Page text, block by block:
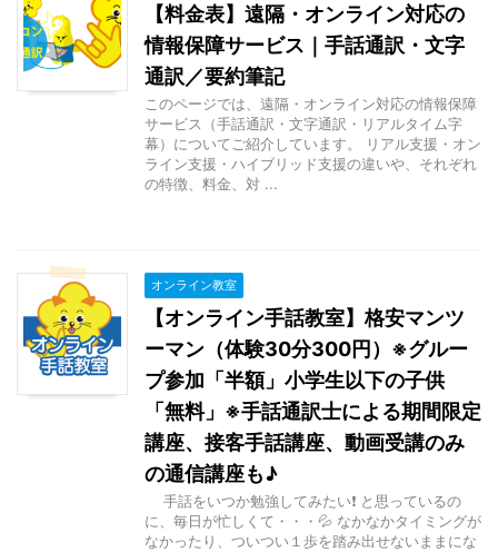
【料金表】遠隔・オンライン対応の
情報保障サービス｜手話通訳・文字
通訳／要約筆記
このページでは、遠隔・オンライン対応の情報保障
サービス（手話通訳・文字通訳・リアルタイム字
幕）についてご紹介しています。 リアル支援・オン
ライン支援・ハイブリッド支援の違いや、それぞれ
の特徴、料金、対 ...
オンライン教室
【オンライン手話教室】格安マンツ
ーマン（体験30分300円）※グルー
プ参加「半額」小学生以下の子供
「無料」※手話通訳士による期間限定
講座、接客手話講座、動画受講のみ
の通信講座も♪
手話をいつか勉強してみたい❗ と思っているの
に、毎日が忙しくて・・・💦 なかなかタイミングが
なかったり、ついつい１歩を踏み出せないままにな